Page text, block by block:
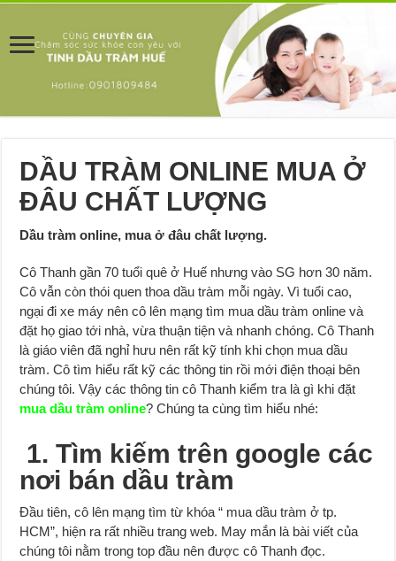
DẦU TRÀM ONLINE MUA Ở
ĐÂU CHẤT LƯỢNG
Dầu tràm online, mua ở đâu chất lượng.
Cô Thanh gần 70 tuổi quê ở Huế nhưng vào SG hơn 30 năm.
Cô vẫn còn thói quen thoa dầu tràm mỗi ngày. Vì tuổi cao,
ngại đi xe máy nên cô lên mạng tìm mua dầu tràm online và
đặt họ giao tới nhà, vừa thuận tiện và nhanh chóng. Cô Thanh
là giáo viên đã nghỉ hưu nên rất kỹ tính khi chọn mua dầu
tràm. Cô tìm hiểu rất kỹ các thông tin rồi mới điện thoại bên
chúng tôi. Vậy các thông tin cô Thanh kiểm tra là gì khi đặt
mua dầu tràm online? Chúng ta cùng tìm hiểu nhé:
1. Tìm kiếm trên google các
nơi bán dầu tràm
Đầu tiên, cô lên mạng tìm từ khóa “ mua dầu tràm ở tp.
HCM”, hiện ra rất nhiều trang web. May mắn là bài viết của
chúng tôi nằm trong top đầu nên được cô Thanh đọc.